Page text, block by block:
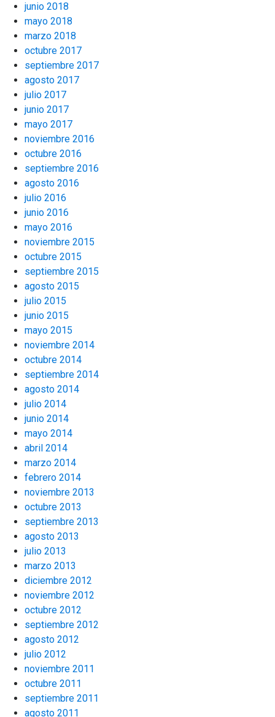
junio 2018
mayo 2018
marzo 2018
octubre 2017
septiembre 2017
agosto 2017
julio 2017
junio 2017
mayo 2017
noviembre 2016
octubre 2016
septiembre 2016
agosto 2016
julio 2016
junio 2016
mayo 2016
noviembre 2015
octubre 2015
septiembre 2015
agosto 2015
julio 2015
junio 2015
mayo 2015
noviembre 2014
octubre 2014
septiembre 2014
agosto 2014
julio 2014
junio 2014
mayo 2014
abril 2014
marzo 2014
febrero 2014
noviembre 2013
octubre 2013
septiembre 2013
agosto 2013
julio 2013
marzo 2013
diciembre 2012
noviembre 2012
octubre 2012
septiembre 2012
agosto 2012
julio 2012
noviembre 2011
octubre 2011
septiembre 2011
agosto 2011